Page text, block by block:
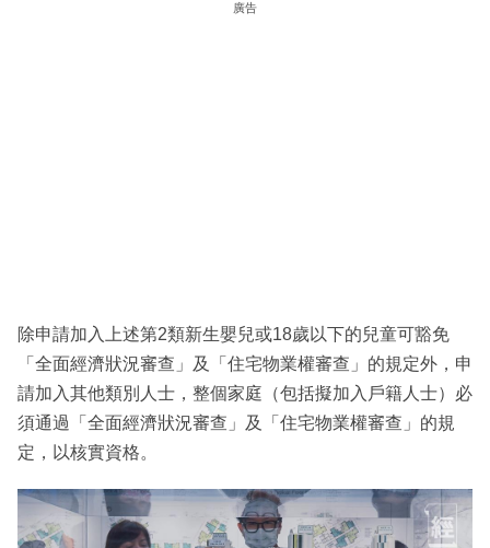
廣告
除申請加入上述第2類新生嬰兒或18歲以下的兒童可豁免
「全面經濟狀況審查」及「住宅物業權審查」的規定外，申
請加入其他類別人士，整個家庭（包括擬加入戶籍人士）必
須通過「全面經濟狀況審查」及「住宅物業權審查」的規
定，以核實資格。